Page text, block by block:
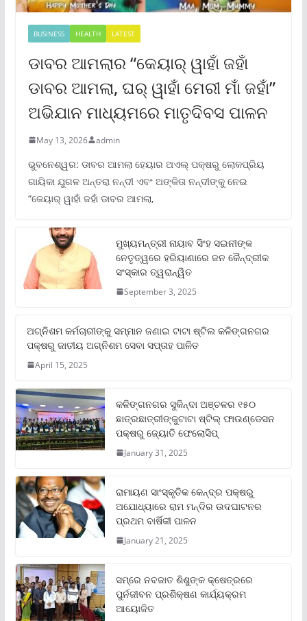
BUSINESS HEALTH LATEST
ଡାବର ଆମଲାର “କେୟାର୍ ୱାହାଁ ଜହାଁ
ଡାବର ଆମଲା, ଘର୍ ୱାହାଁ ମେରୀ ମାଁ ଜହାଁ”
ଅଭିଯାନ ମାଧ୍ୟମରେ ମାତୃଦିବସ ପାଳନ
May 13, 2026 admin
ଭୁବନେଶ୍ୱର: ଡାବର ଆମଲା ହେୟାର ଅଏଲ୍ ପକ୍ଷରୁ ଲୋକପ୍ରିୟ
ଗାୟିକା ଯୁଗଳ ଅନ୍ତରା ନନ୍ଦୀ ଏବଂ ଅଙ୍କିତା ନନ୍ଦୀଙ୍କୁ ନେଇ
“କେୟାର୍ ୱାହାଁ ଜହାଁ ଡାବର ଆମଲା,
ମୁଖ୍ୟମନ୍ତ୍ରୀ ନାୟାବ ସିଂହ ସଇନୀଙ୍କ
ନେତୃତ୍ୱରେ ହରିୟାଣାରେ ଜନ କୈନ୍ଦ୍ରୀକ
ସଂସ୍କାର ତ୍ୱରାନ୍ୱିତ
September 3, 2025
ଅଗ୍ନିଶମ କର୍ମଚାରୀଙ୍କୁ ସମ୍ମାନ ଜଣାଇ ଟାଟା ଷ୍ଟିଲ କଳିଙ୍ଗନଗର
ପକ୍ଷରୁ ଜାତୀୟ ଅଗ୍ନିଶମ ସେବା ସପ୍ତାହ ପାଳିତ
April 15, 2025
କଳିଙ୍ଗନଗର ସୁକିନ୍ଦା ଅଞ୍ଚଳର ୧୫୦
ଛାତ୍ରଛାତ୍ରୀଙ୍କୁଟାଟା ଷ୍ଟିଲ୍ ଫାଉଣ୍ଡେସନ
ପକ୍ଷରୁ ଜ୍ୟୋତି ଫେଲୋସିପ୍‌
January 31, 2025
ରାମାୟଣ ସାଂସ୍କୃତିକ କେନ୍ଦ୍ର ପକ୍ଷରୁ
ଅଯୋଧ୍ୟାରେ ରାମ ମନ୍ଦିର ଉଦଘାଟନର
ପ୍ରଥମ ବାର୍ଷିକୀ ପାଳନ
January 21, 2025
ସମ୍‌ରେ ନବଜାତ ଶିଶୁଙ୍କ କ୍ଷେତ୍ରରେ
ପୁର୍ନଜୀବନ ପ୍ରଶିକ୍ଷଣ କାର୍ଯ୍ୟକ୍ରମ
ଆୟୋଜିତ